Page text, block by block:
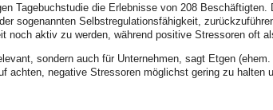
Tagebuchstudie die Erlebnisse von 208
sogenannten Selbstregulationsfähigkeit,
noch aktiv zu werden, während positive Stressoren oft
sondern auch für Unternehmen, sagt Etgen
achten, negative Stressoren möglichst gering zu halten